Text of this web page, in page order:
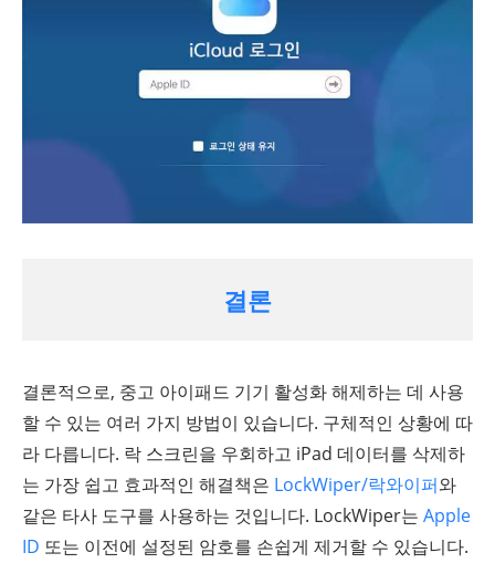
결론
결론적으로, 중고 아이패드 기기 활성화 해제하는 데 사용
할 수 있는 여러 가지 방법이 있습니다. 구체적인 상황에 따
라 다릅니다. 락 스크린을 우회하고 iPad 데이터를 삭제하
는 가장 쉽고 효과적인 해결책은 LockWiper/락와이퍼와
같은 타사 도구를 사용하는 것입니다. LockWiper는 Apple
ID 또는 이전에 설정된 암호를 손쉽게 제거할 수 있습니다.